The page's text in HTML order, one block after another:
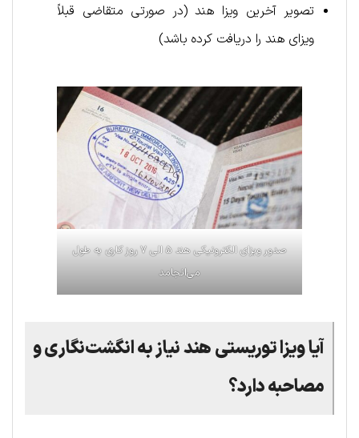
تصویر آخرین ویزا هند (در صورتی متقاضی قبلاً
ویزای هند را دریافت کرده باشد)
صدور ویزای الکترونیکی هند ۵ الی ۷ روز کاری به طول
می‌انجامد
آیا ویزا توریستی هند نیاز به انگشت‌نگاری و
مصاحبه دارد؟